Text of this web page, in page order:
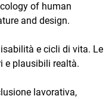
of human
and design.
e cicli di vita. Le
e plausibili realtà.
lavorativa,